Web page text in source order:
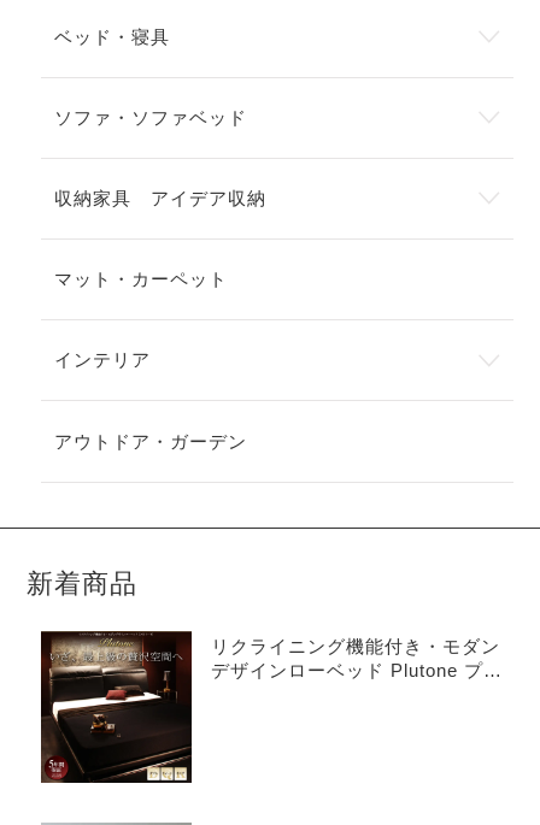
ベッド・寝具
ソファ・ソファベッド
収納家具 アイデア収納
マット・カーペット
インテリア
アウトドア・ガーデン
新着商品
リクライニング機能付き・モダン
デザインローベッド Plutone プル